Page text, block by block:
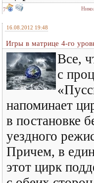
7
16.08.2012 19:48
Игры в матрице 4-го
Все,
с
напоминает
в постановке
уездного
Причем, в
этот цирк